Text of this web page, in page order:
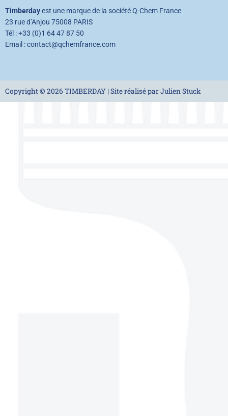
Timberdayest une marque de la société Q-Chem France
23 rue d’Anjou 75008 PARIS
Tél : +33 (0)1 64 47 87 50
Email : contact@qchemfrance.com
Copyright © 2026 TIMBERDAY | Site réalisé par Julien Stuck